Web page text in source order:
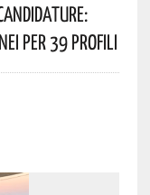
Per 39 Profili